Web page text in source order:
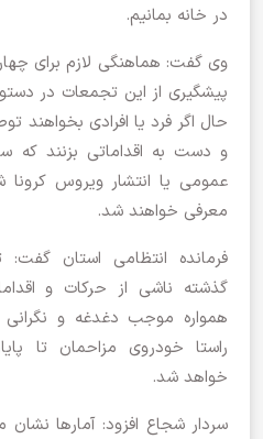
در خانه بمانیم.
وی گفت: هماهنگی لازم برای
پیشگیری از این تجمعات در
حال اگر فرد یا افرادی بخواهند
و دست به اقداماتی بزنند که
عمومی یا انتشار ویروس
معرفی خواهند شد.
فرمانده انتظامی استان
گذشته ناشی از حرکات و
همواره موجب دغدغه و
راستا خودروی مزاحمان تا
خواهد شد.
سردار شجاع افزود: آمار‌ها نشان